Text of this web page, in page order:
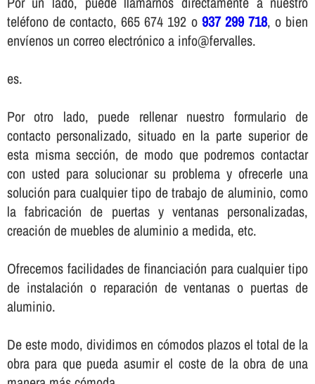
teléfono de contacto, 665 674 192 o 937 299 718, o bien
enví­enos un correo electrónico a info@fervalles.
es.
Por otro lado, puede rellenar nuestro formulario de
contacto personalizado, situado en la parte superior de
esta misma sección, de modo que podremos contactar
con usted para solucionar su problema y ofrecerle una
solución para cualquier tipo de trabajo de aluminio, como
la fabricación de puertas y ventanas personalizadas,
creación de muebles de aluminio a medida, etc.
Ofrecemos facilidades de financiación para cualquier tipo
de instalación o reparación de ventanas o puertas de
aluminio.
De este modo, dividimos en cómodos plazos el total de la
obra para que pueda asumir el coste de la obra de una